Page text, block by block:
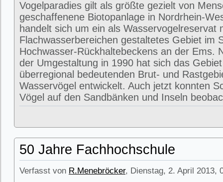
Vogelparadies gilt als größte gezielt von
geschaffenene Biotopanlage in Nordrhein-
handelt sich um ein als Wasservogelreservat
Flachwasserbereichen gestaltetes Gebiet im
Hochwasser-Rückhaltebeckens an der Ems.
der Umgestaltung in 1990 hat sich das
überregional bedeutenden Brut- und
Wasservögel entwickelt. Auch jetzt konnten
Vögel auf den Sandbänken und Inseln
50 Jahre Fachhochschule
Verfasst von R.Menebröcker, Dienstag, 2. April 2013,